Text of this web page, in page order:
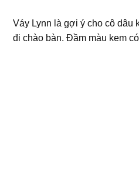
Váy Lynn là gợi ý cho cô
đi chào bàn. Đầm màu kem